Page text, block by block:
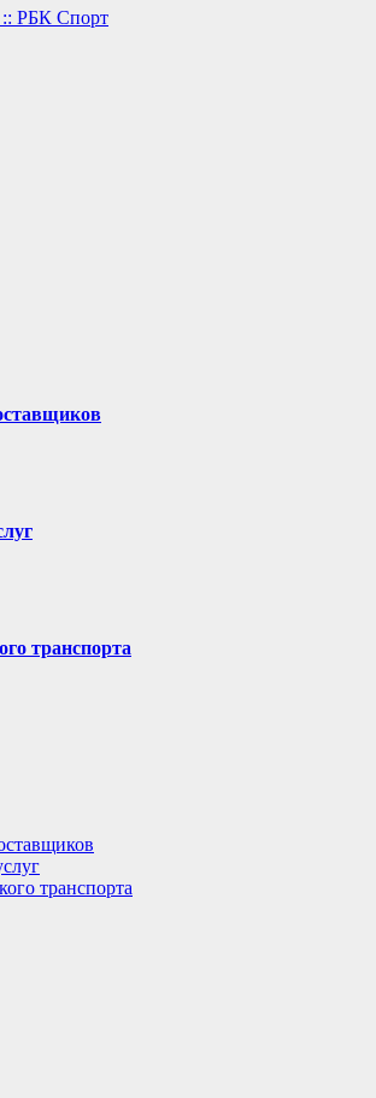
:: РБК Спорт
транспорта
транспорта